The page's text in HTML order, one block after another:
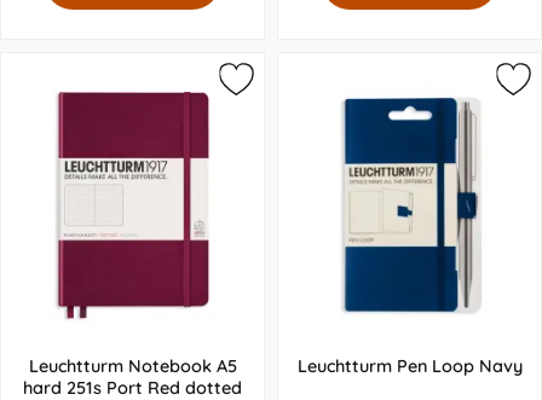
Leuchtturm Notebook A5
hard 251s Port Red dotted
Leuchtturm Pen Loop Navy